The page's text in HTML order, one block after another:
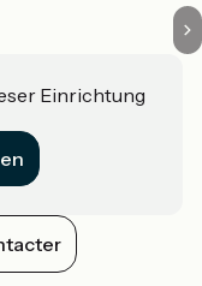
Einrichtung